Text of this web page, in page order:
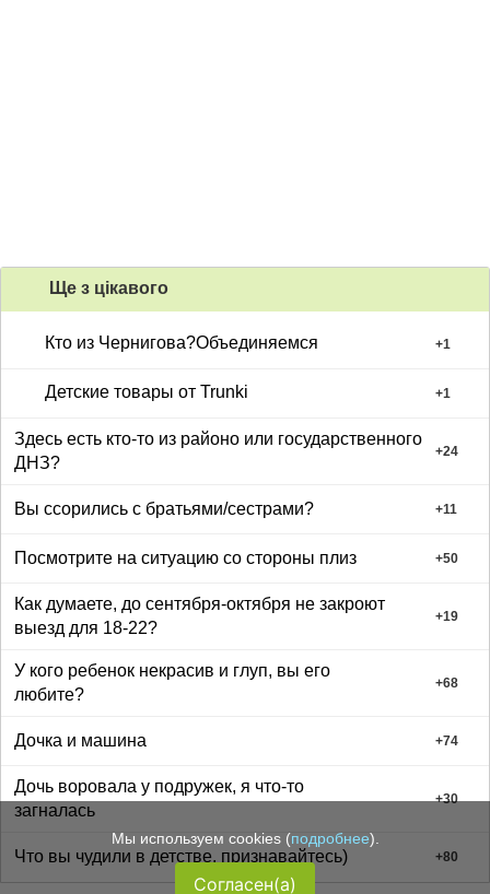
Ще з цiкавого
Кто из Чернигова?Объединяемся +1
Детские товары от Trunki +1
Здесь есть кто-то из районо или государственного
ДНЗ?
+24
Вы ссорились с братьями/сестрами? +11
Посмотрите на ситуацию со стороны плиз +50
Как думаете, до сентября-октября не закроют
выезд для 18-22?
+19
У кого ребенок некрасив и глуп, вы его
любите?
+68
Дочка и машина +74
Дочь воровала у подружек, я что-то
загналась
+30
Что вы чудили в детстве, признавайтесь) +80
Мы используем cookies (подробнее).
Согласен(а)